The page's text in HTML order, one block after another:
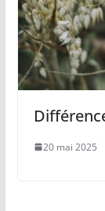
20 mai 2025